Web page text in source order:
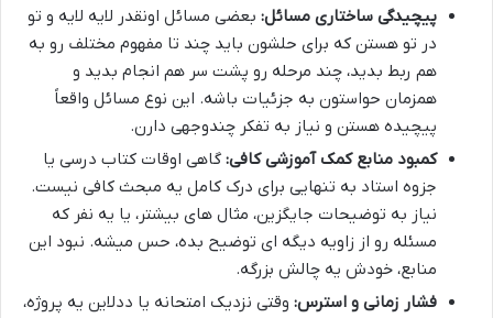
پیچیدگی ساختاری مسائل: بعضی مسائل اونقدر لایه لایه و تو
در تو هستن که برای حلشون باید چند تا مفهوم مختلف رو به
هم ربط بدید، چند مرحله رو پشت سر هم انجام بدید و
همزمان حواستون به جزئیات باشه. این نوع مسائل واقعاً
پیچیده هستن و نیاز به تفکر چندوجهی دارن.
کمبود منابع کمک آموزشی کافی: گاهی اوقات کتاب درسی یا
جزوه استاد به تنهایی برای درک کامل یه مبحث کافی نیست.
نیاز به توضیحات جایگزین، مثال های بیشتر، یا یه نفر که
مسئله رو از زاویه دیگه ای توضیح بده، حس میشه. نبود این
منابع، خودش یه چالش بزرگه.
فشار زمانی و استرس: وقتی نزدیک امتحانه یا ددلاین یه پروژه،